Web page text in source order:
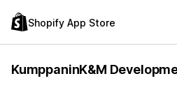
Shopify App Store
KumppaninK&M